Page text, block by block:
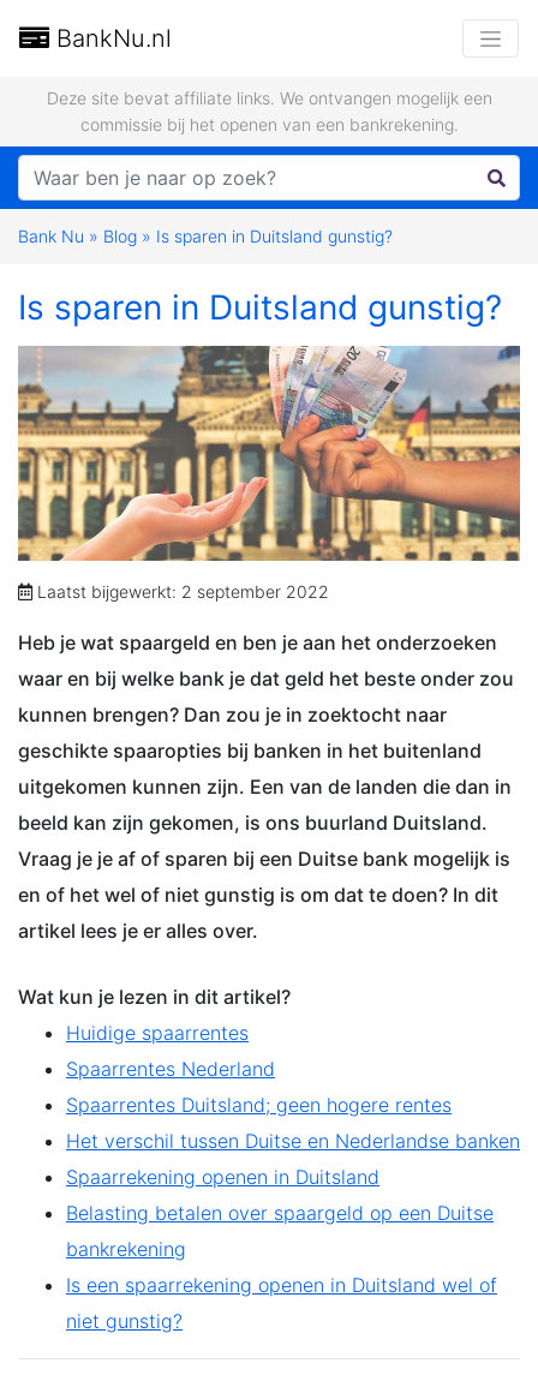
BankNu.nl
Deze site bevat affiliate links. We ontvangen mogelijk een
commissie bij het openen van een bankrekening.
Bank Nu » Blog » Is sparen in Duitsland gunstig?
Is sparen in Duitsland gunstig?
Laatst bijgewerkt: 2 september 2022
Heb je wat spaargeld en ben je aan het onderzoeken
waar en bij welke bank je dat geld het beste onder zou
kunnen brengen? Dan zou je in zoektocht naar
geschikte spaaropties bij banken in het buitenland
uitgekomen kunnen zijn. Een van de landen die dan in
beeld kan zijn gekomen, is ons buurland Duitsland.
Vraag je je af of sparen bij een Duitse bank mogelijk is
en of het wel of niet gunstig is om dat te doen? In dit
artikel lees je er alles over.
Wat kun je lezen in dit artikel?
Huidige spaarrentes
Spaarrentes Nederland
Spaarrentes Duitsland; geen hogere rentes
Het verschil tussen Duitse en Nederlandse banken
Spaarrekening openen in Duitsland
Belasting betalen over spaargeld op een Duitse
bankrekening
Is een spaarrekening openen in Duitsland wel of
niet gunstig?